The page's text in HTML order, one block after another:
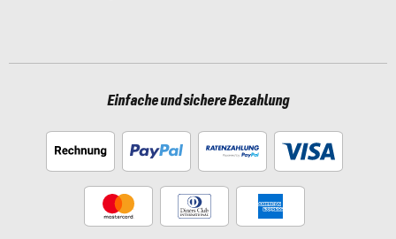
Einfache und sichere Bezahlung